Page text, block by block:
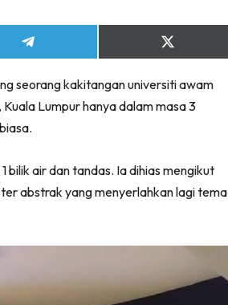
Selebriti
Share
on
Share
on
(Twitter)
seorang kakitangan universiti awam
Lumpur hanya dalam masa 3
bilik air dan tandas. Ia dihias mengikut
abstrak yang menyerlahkan lagi tema